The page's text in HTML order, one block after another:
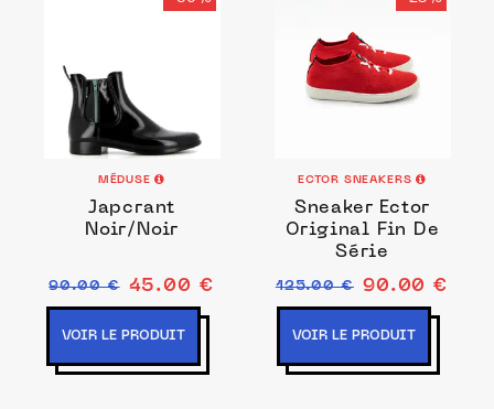
MÉDUSE
Japcrant
Noir/Noir
90.00 € 45.00 €
VOIR LE PRODUIT
ECTOR SNEAKERS
Sneaker Ector
Original Fin De
Série
125.00 € 90.00 €
VOIR LE PRODUIT